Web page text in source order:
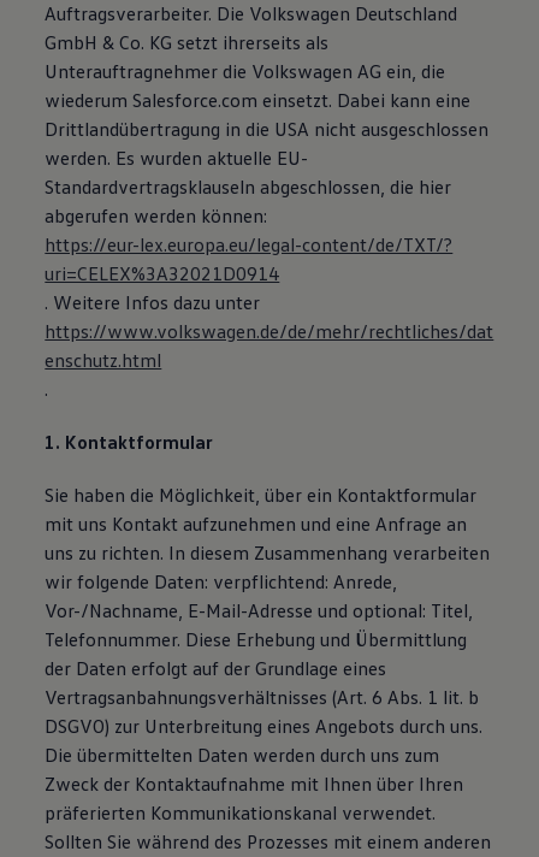
Auftragsverarbeiter. Die Volkswagen Deutschland
GmbH & Co. KG setzt ihrerseits als
Unterauftragnehmer die Volkswagen AG ein, die
wiederum Salesforce.com einsetzt. Dabei kann eine
Drittlandübertragung in die USA nicht ausgeschlossen
werden. Es wurden aktuelle EU-
Standardvertragsklauseln abgeschlossen, die hier
abgerufen werden können:
https://eur-lex.europa.eu/legal-content/de/TXT/?
uri=CELEX%3A32021D0914
. Weitere Infos dazu unter
https://www.volkswagen.de/de/mehr/rechtliches/dat
enschutz.html
.
1. Kontaktformular
Sie haben die Möglichkeit, über ein Kontaktformular
mit uns Kontakt aufzunehmen und eine Anfrage an
uns zu richten. In diesem Zusammenhang verarbeiten
wir folgende Daten: verpflichtend: Anrede,
Vor-/Nachname, E-Mail-Adresse und optional: Titel,
Telefonnummer. Diese Erhebung und Übermittlung
der Daten erfolgt auf der Grundlage eines
Vertragsanbahnungsverhältnisses (Art. 6 Abs. 1 lit. b
DSGVO) zur Unterbreitung eines Angebots durch uns.
Die übermittelten Daten werden durch uns zum
Zweck der Kontaktaufnahme mit Ihnen über Ihren
präferierten Kommunikationskanal verwendet.
Sollten Sie während des Prozesses mit einem anderen